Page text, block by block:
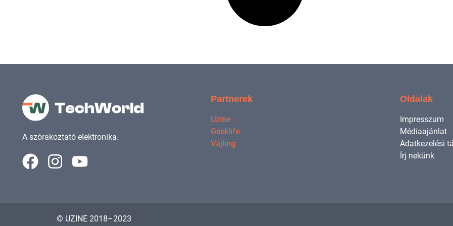
A szórakoztató elektronika.
Partnerek
Uzine
Geeklife
Vájling
Oldalak
Impresszum
Médiaajánlat
Adatkezelési
Írj nekünk
© UZINE 2018–2023